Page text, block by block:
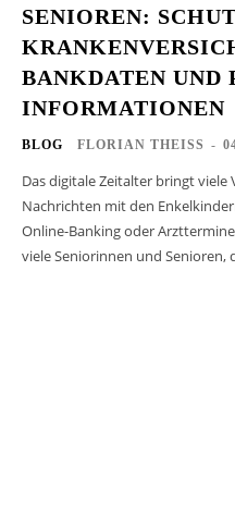
SENIOREN:
BANKDATEN UND
INFORMATIONEN
BLOG FLORIAN THEISS -
Das digitale Zeitalter bringt viele
Nachrichten mit den
Online-Banking oder
viele Seniorinnen und Senioren,